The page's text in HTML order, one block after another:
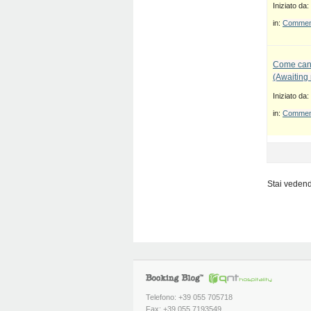
Iniziato da:
in:
Come
(Awaiting
Iniziato da:
in:
Stai
Telefono: +39 055 705718
Fax: +39 055 7193549